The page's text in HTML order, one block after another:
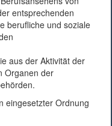
entsprechenden
berufliche und soziale
aus der Aktivität der
Organen der
eingesetzter Ordnung